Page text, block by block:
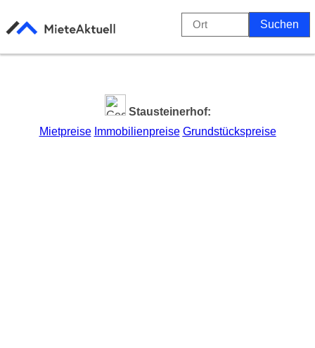
Stausteinerhof:
Mietpreise Immobilienpreise Grundstückspreise